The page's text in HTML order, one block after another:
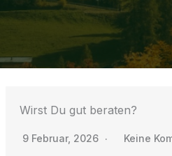
Wirst Du gut beraten?
9 Februar, 2026 Keine